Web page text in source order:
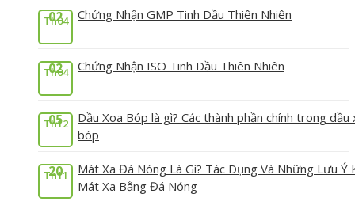
02
Th04 Chứng Nhận GMP Tinh Dầu Thiên Nhiên
02
Th04 Chứng Nhận ISO Tinh Dầu Thiên Nhiên
05
Th12
Dầu Xoa Bóp là gì? Các thành phần chính trong dầu
bóp
20
Th11
Mát Xa Đá Nóng Là Gì? Tác Dụng Và Những Lưu Ý
Mát Xa Bằng Đá Nóng